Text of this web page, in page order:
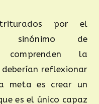
triturados por el
sinónimo de
comprenden la
reflexionar
meta es crear un
es el único capaz